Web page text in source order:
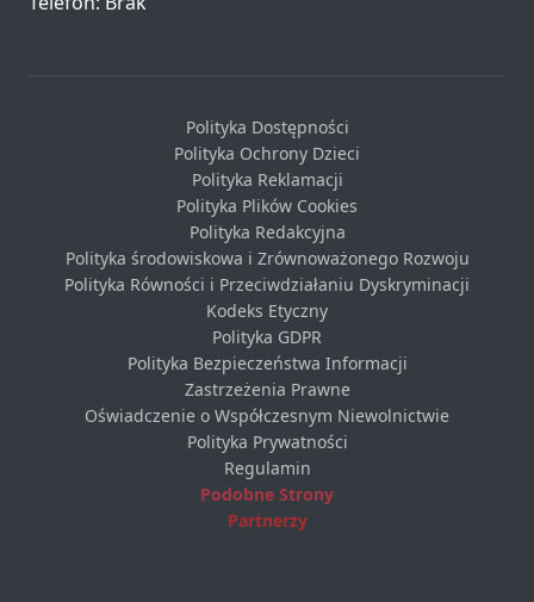
Polityka Dostępności
Polityka Ochrony Dzieci
Polityka Reklamacji
Polityka Plików Cookies
Polityka Redakcyjna
Polityka środowiskowa i Zrównoważonego Rozwoju
Polityka Równości i Przeciwdziałaniu Dyskryminacji
Kodeks Etyczny
Polityka GDPR
Polityka Bezpieczeństwa Informacji
Zastrzeżenia Prawne
Oświadczenie o Współczesnym Niewolnictwie
Polityka Prywatności
Regulamin
Podobne Strony
Partnerzy